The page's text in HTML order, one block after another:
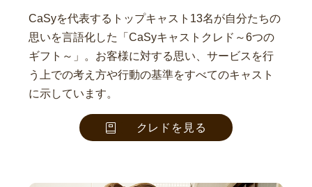
CaSyを代表するトップキャスト13名が自分たちの
思いを言語化した「CaSyキャストクレド～6つの
ギフト～」。お客様に対する思い、サービスを行
う上での考え方や行動の基準をすべてのキャスト
に示しています。
クレドを見る